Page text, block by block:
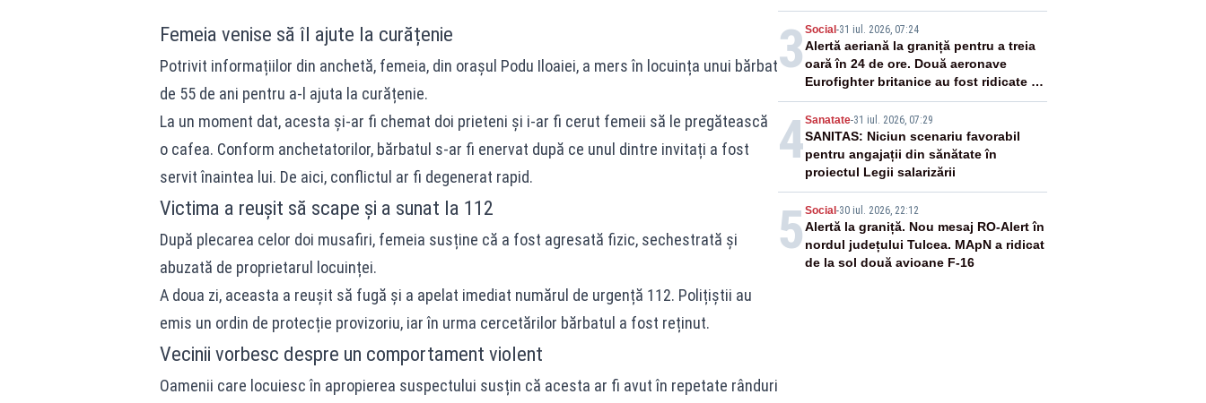
Femeia venise să îl ajute la curățenie
Potrivit informațiilor din anchetă, femeia, din orașul Podu Iloaiei, a mers în locuința unui bărbat
de 55 de ani pentru a-l ajuta la curățenie.
La un moment dat, acesta și-ar fi chemat doi prieteni și i-ar fi cerut femeii să le pregătească
o cafea. Conform anchetatorilor, bărbatul s-ar fi enervat după ce unul dintre invitați a fost
servit înaintea lui. De aici, conflictul ar fi degenerat rapid.
Victima a reușit să scape și a sunat la 112
După plecarea celor doi musafiri, femeia susține că a fost agresată fizic, sechestrată și
abuzată de proprietarul locuinței.
A doua zi, aceasta a reușit să fugă și a apelat imediat numărul de urgență 112. Polițiștii au
emis un ordin de protecție provizoriu, iar în urma cercetărilor bărbatul a fost reținut.
Vecinii vorbesc despre un comportament violent
Oamenii care locuiesc în apropierea suspectului susțin că acesta ar fi avut în repetate rânduri
3 Social -31 iul. 2026, 07:24
Alertă aeriană la graniță pentru a treia
oară în 24 de ore. Două aeronave
Eurofighter britanice au fost ridicate de
la sol
4Sanatate-31 iul. 2026, 07:29
SANITAS: Niciun scenariu favorabil
pentru angajații din sănătate în
proiectul Legii salarizării
5 Social -30 iul. 2026, 22:12
Alertă la graniță. Nou mesaj RO-Alert în
nordul județului Tulcea. MApN a ridicat
de la sol două avioane F-16